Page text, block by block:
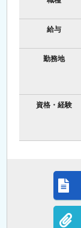
給与
勤務地
資格・経験